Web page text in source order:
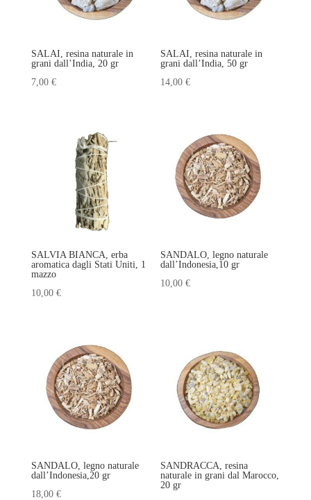
SALAI, resina naturale in
grani dall’India, 20 gr
7,00 €
SALAI, resina naturale in
grani dall’India, 50 gr
14,00€
SALVIA BIANCA, erba
aromatica dagli Stati Uniti, 1
mazzo
10,00 €
SANDALO, legno naturale
dall’Indonesia,10 gr
10,00€
SANDALO, legno naturale
dall’Indonesia,20 gr
18,00 €
SANDRACCA, resina
naturale in grani dal Marocco,
20 gr